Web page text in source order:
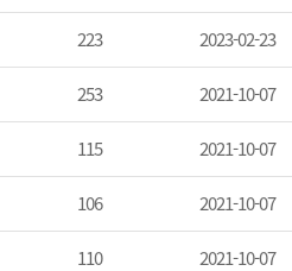
223 2023-02-23
253 2021-10-07
115 2021-10-07
106 2021-10-07
110 2021-10-07